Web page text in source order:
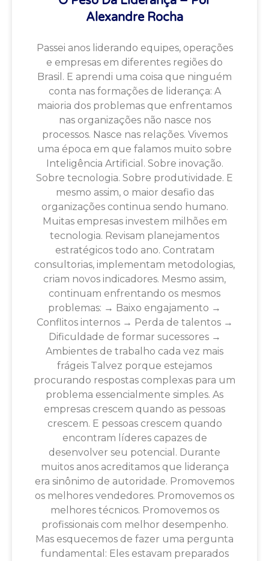
Alexandre Rocha
Passei anos liderando equipes, operações
e empresas em diferentes regiões do
Brasil. E aprendi uma coisa que ninguém
conta nas formações de liderança: A
maioria dos problemas que enfrentamos
nas organizações não nasce nos
processos. Nasce nas relações. Vivemos
uma época em que falamos muito sobre
Inteligência Artificial. Sobre inovação.
Sobre tecnologia. Sobre produtividade. E
mesmo assim, o maior desafio das
organizações continua sendo humano.
Muitas empresas investem milhões em
tecnologia. Revisam planejamentos
estratégicos todo ano. Contratam
consultorias, implementam metodologias,
criam novos indicadores. Mesmo assim,
continuam enfrentando os mesmos
problemas: → Baixo engajamento →
Conflitos internos → Perda de talentos →
Dificuldade de formar sucessores →
Ambientes de trabalho cada vez mais
frágeis Talvez porque estejamos
procurando respostas complexas para um
problema essencialmente simples. As
empresas crescem quando as pessoas
crescem. E pessoas crescem quando
encontram líderes capazes de
desenvolver seu potencial. Durante
muitos anos acreditamos que liderança
era sinônimo de autoridade. Promovemos
os melhores vendedores. Promovemos os
melhores técnicos. Promovemos os
profissionais com melhor desempenho.
Mas esquecemos de fazer uma pergunta
fundamental: Eles estavam preparados